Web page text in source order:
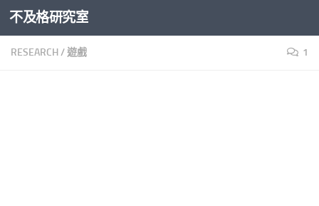
Skip to content
不及格研究室
RESEARCH/遊戲 1